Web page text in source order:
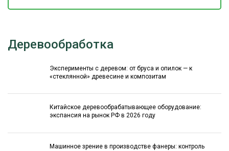
Деревообработка
Эксперименты с деревом: от бруса и опилок — к
«стеклянной» древесине и композитам
Китайское деревообрабатывающее оборудование:
экспансия на рынок РФ в 2026 году
Машинное зрение в производстве фанеры: контроль